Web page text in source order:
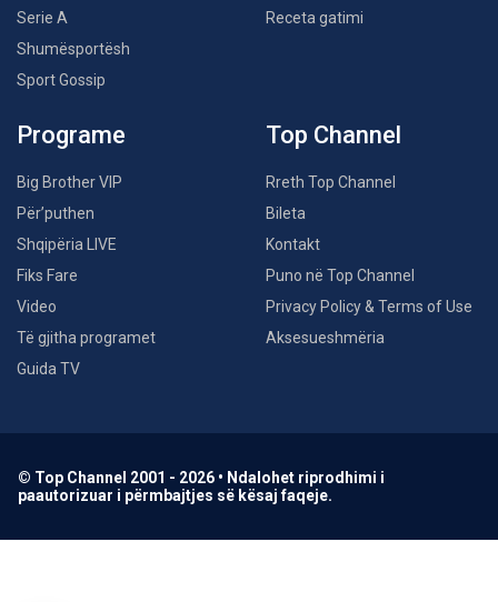
Serie A
Shumësportësh
Sport Gossip
Receta gatimi
Programe
Big Brother VIP
Për’puthen
Shqipëria LIVE
Fiks Fare
Video
Të gjitha programet
Guida TV
Top Channel
Rreth Top Channel
Bileta
Kontakt
Puno në Top Channel
Privacy Policy & Terms of Use
Aksesueshmëria
© Top Channel 2001 - 2026 • Ndalohet riprodhimi i
paautorizuar i përmbajtjes së kësaj faqeje.